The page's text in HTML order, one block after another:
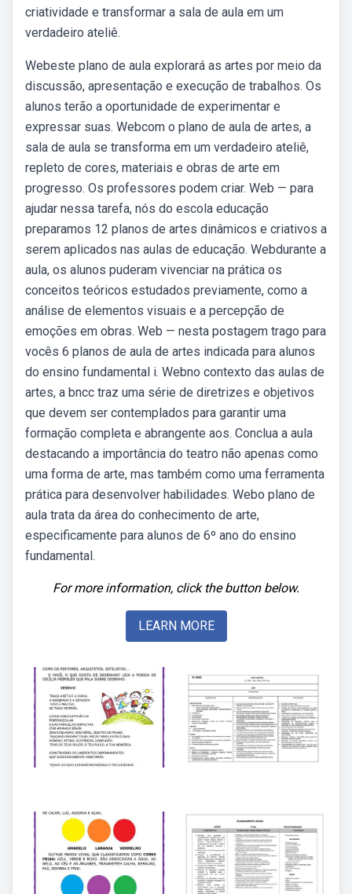
criatividade e transformar a sala de aula em um
verdadeiro ateliê.
Webeste plano de aula explorará as artes por meio da
discussão, apresentação e execução de trabalhos. Os
alunos terão a oportunidade de experimentar e
expressar suas. Webcom o plano de aula de artes, a
sala de aula se transforma em um verdadeiro ateliê,
repleto de cores, materiais e obras de arte em
progresso. Os professores podem criar. Web — para
ajudar nessa tarefa, nós do escola educação
preparamos 12 planos de artes dinâmicos e criativos a
serem aplicados nas aulas de educação. Webdurante a
aula, os alunos puderam vivenciar na prática os
conceitos teóricos estudados previamente, como a
análise de elementos visuais e a percepção de
emoções em obras. Web — nesta postagem trago para
vocês 6 planos de aula de artes indicada para alunos
do ensino fundamental i. Webno contexto das aulas de
artes, a bncc traz uma série de diretrizes e objetivos
que devem ser contemplados para garantir uma
formação completa e abrangente aos. Conclua a aula
destacando a importância do teatro não apenas como
uma forma de arte, mas também como uma ferramenta
prática para desenvolver habilidades. Webo plano de
aula trata da área do conhecimento de arte,
especificamente para alunos de 6º ano do ensino
fundamental.
For more information, click the button below.
LEARN MORE